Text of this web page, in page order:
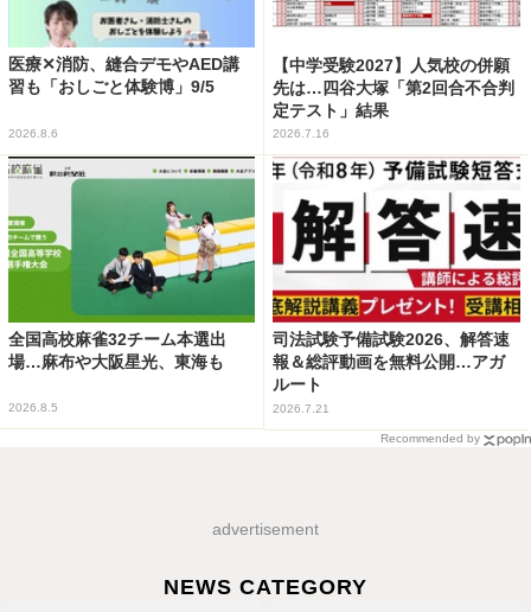
医療✕消防、縫合デモやAED講
習も「おしごと体験博」9/5
2026.8.6
【中学受験2027】人気校の併願
先は…四谷大塚「第2回合不合判
定テスト」結果
2026.7.16
全国高校麻雀32チーム本選出
場…麻布や大阪星光、東海も
2026.8.5
司法試験予備試験2026、解答速
報＆総評動画を無料公開…アガ
ルート
2026.7.21
Recommended by
advertisement
NEWS CATEGORY